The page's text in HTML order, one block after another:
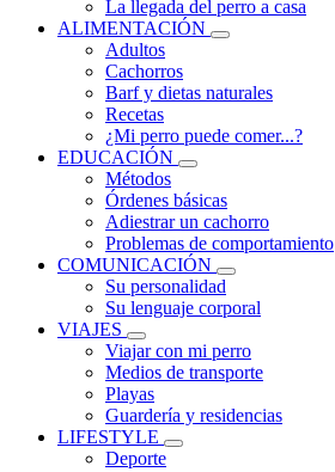
La llegada del perro a casa
ALIMENTACIÓN
Adultos
Cachorros
Barf y dietas naturales
Recetas
¿Mi perro puede comer...?
EDUCACIÓN
Métodos
Órdenes básicas
Adiestrar un cachorro
Problemas de comportamiento
COMUNICACIÓN
Su personalidad
Su lenguaje corporal
VIAJES
Viajar con mi perro
Medios de transporte
Playas
Guardería y residencias
LIFESTYLE
Deporte